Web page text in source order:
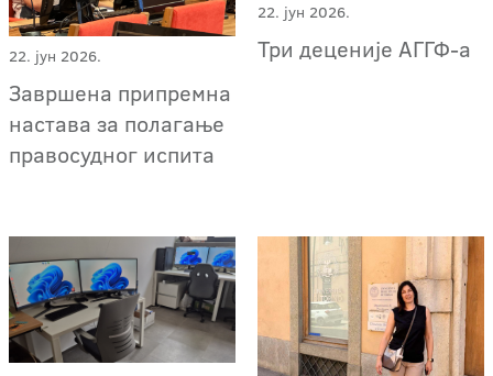
22. јун 2026.
Завршена припремна
настава за полагање
правосудног испита
22. јун 2026.
Три деценије АГГФ-a